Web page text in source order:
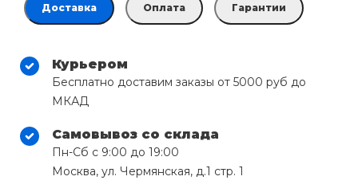
Доставка Оплата Гарантии
Курьером
Бесплатно доставим заказы от 5000 руб до
МКАД
Самовывоз со склада
Пн-Сб с 9:00 до 19:00
Москва, ул. Чермянская, д.1 стр. 1